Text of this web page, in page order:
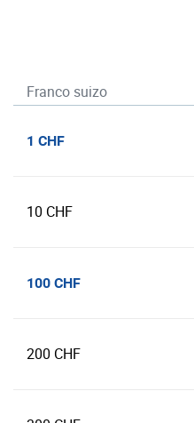
Franco suizo
1 CHF
10 CHF
100 CHF
200 CHF